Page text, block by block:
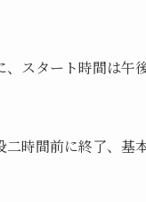
スタート時間は午後
時間前に終了、